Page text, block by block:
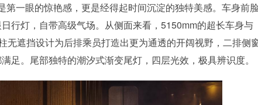
一眼的惊艳感，更是经得起时间沉淀的独特美感。车身前
行灯，自带高级气场。从侧面来看，5150mm的超长车身与
无遮挡设计为后排乘员打造出更为通透的开阔视野，二排侧
足。尾部独特的潮汐式渐变尾灯，四层光效，极具辨识度。